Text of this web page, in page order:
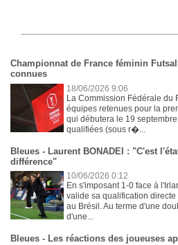
Championnat de France féminin
connues
18/06/2026 9:06
La Commission Fédérale du
équipes retenues pour la
qui débutera le 19
qualifiées (sous r�...
Bleues - Laurent BONADEI : "C'est
différence"
10/06/2026 0:12
En s'imposant 1-0 face à
valide sa qualification
au Brésil. Au terme d'une
d'une...
Bleues - Les réactions des joueuses